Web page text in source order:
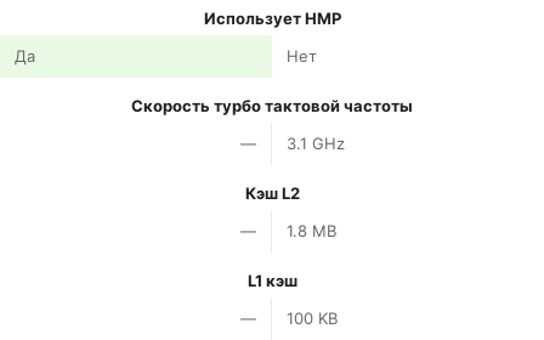
Использует HMP
Да
Нет
Скорость турбо тактовой частоты
—
3.1 GHz
Кэш L2
—
1.8 MB
L1 кэш
—
100 KB